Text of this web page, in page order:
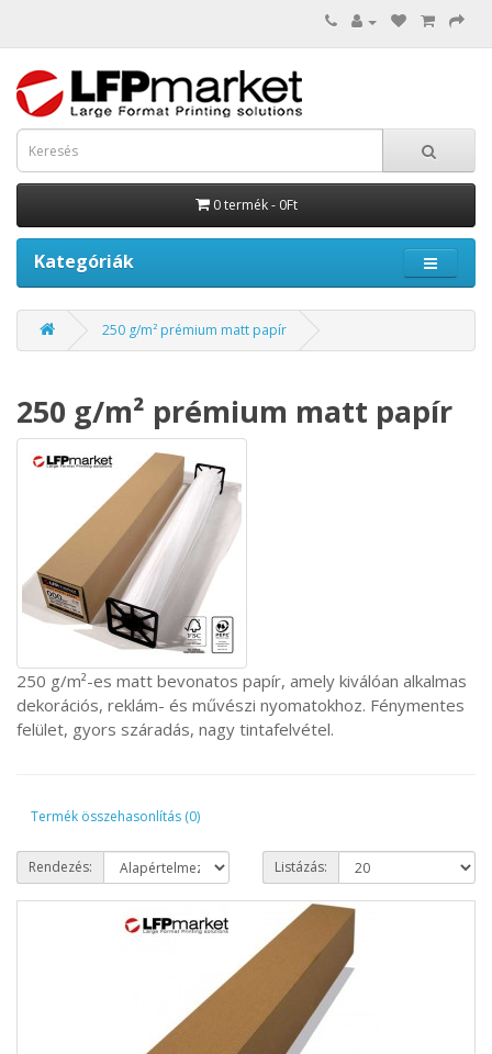
0 termék - 0Ft
Kategóriák
250 g/m² prémium matt papír
250 g/m² prémium matt papír
250 g/m²-es matt bevonatos papír, amely kiválóan alkalmas
dekorációs, reklám- és művészi nyomatokhoz. Fénymentes
felület, gyors száradás, nagy tintafelvétel.
Termék összehasonlítás (0)
Rendezés: Listázás: